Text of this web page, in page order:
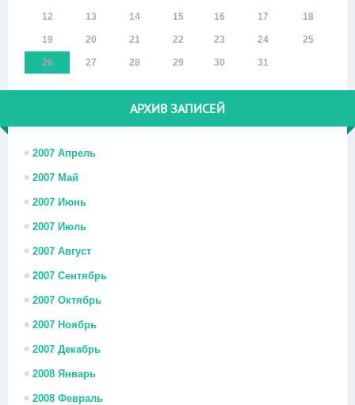
12 13 14 15 16 17 18
19 20 21 22 23 24 25
26 27 28 29 30 31
АРХИВ ЗАПИСЕЙ
2007 Апрель
2007 Май
2007 Июнь
2007 Июль
2007 Август
2007 Сентябрь
2007 Октябрь
2007 Ноябрь
2007 Декабрь
2008 Январь
2008 Февраль